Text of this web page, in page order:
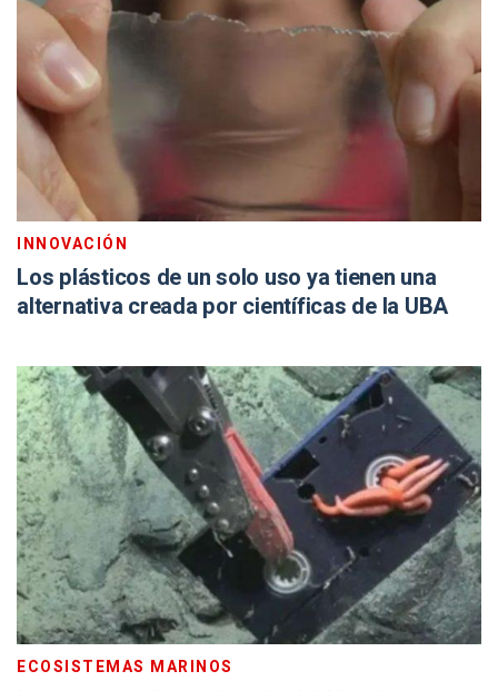
INNOVACIÓN
Los plásticos de un solo uso ya tienen una
alternativa creada por científicas de la UBA
ECOSISTEMAS MARINOS